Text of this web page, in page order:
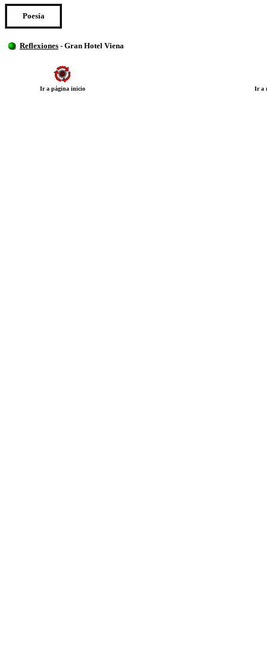
Poesía
Reflexiones - Gran Hotel Viena
Ir a página inicio Ir a